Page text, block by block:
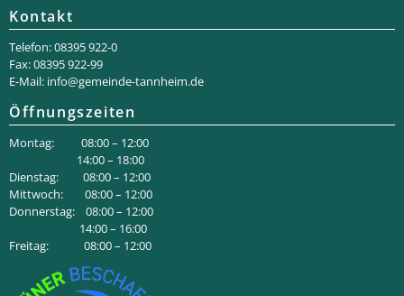
Kontakt
Telefon: 08395 922-0
Fax: 08395 922-99
E-Mail: info@gemeinde-tannheim.de
Öffnungszeiten
Montag: 08:00 – 12:00
14:00 – 18:00
Dienstag: 08:00 – 12:00
Mittwoch: 08:00 – 12:00
Donnerstag: 08:00 – 12:00
14:00 – 16:00
Freitag: 08:00 – 12:00